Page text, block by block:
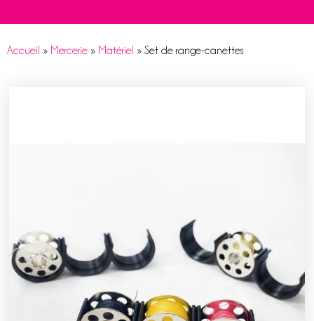
Accueil » Mercerie » Matériel » Set de range-canettes